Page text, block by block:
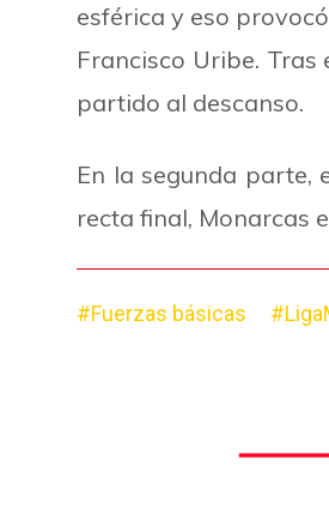
esférica y eso
Francisco Uribe.
partido al descanso.
En la segunda parte,
recta final, Monarcas
#Fuerzas básicas